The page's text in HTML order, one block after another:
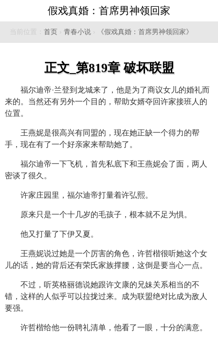
假戏真婚：首席男神领回家
当前位置： 首页 › 青春小说 › 《假戏真婚：首席男神领回家》
正文_第819章 破坏联盟
福尔迪帝·兰登到龙城来了，他是为了商议女儿的婚礼而
来的。当然还有另外一个目的，帮助女婿夺回许家接班人的
位置。
王燕妮是很高兴有同盟的，现在她正缺一个得力的帮
手，现在有了一个好亲家来帮助她了。
福尔迪帝一下飞机，首先私底下和王燕妮会了面，两人
密谈了很久。
许家庄园里，福尔迪帝打量着许弘熙。
原来只是一个十几岁的毛孩子，根本就不足为惧。
他又打量了下伊又夏。
王燕妮说过她是一个厉害的角色，许哲楷很听她这个女
儿的话，她的背后还有荣氏家族撑腰，这倒是要当心一点。
不过，听英格丽德说她跟许文康的兄妹关系相当的不
错，这样的人似乎可以拉拢过来。成为联盟绝对比成为敌人
要强。
许哲楷给他一份聘礼清单，他看了一眼，十分的满意。